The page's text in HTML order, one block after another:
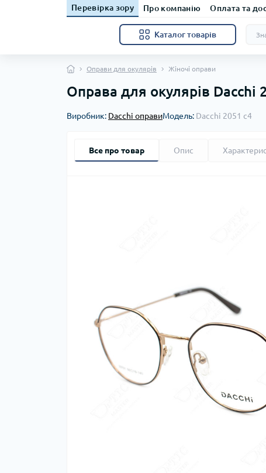
Перевірка зору Про компанію Оплата та
Каталог товарів
Оправи для окулярів Жіночі оправи
Оправа для окулярів Dacchi
Виробник: Dacchi оправиМодель: Dacchi 2051 с4
Все про товар Опис